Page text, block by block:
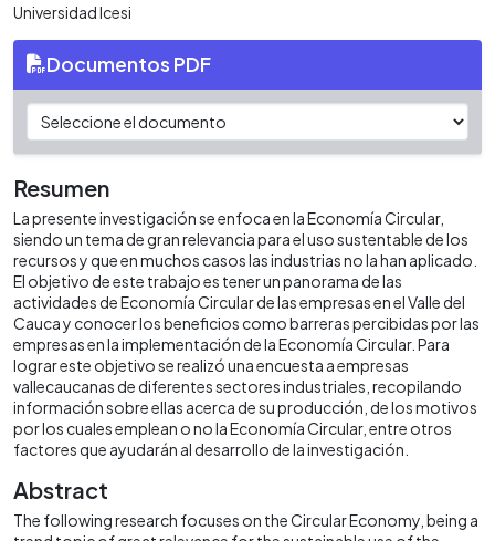
Universidad Icesi
Documentos PDF
Resumen
La presente investigación se enfoca en la Economía Circular,
siendo un tema de gran relevancia para el uso sustentable de los
recursos y que en muchos casos las industrias no la han aplicado.
El objetivo de este trabajo es tener un panorama de las
actividades de Economía Circular de las empresas en el Valle del
Cauca y conocer los beneficios como barreras percibidas por las
empresas en la implementación de la Economía Circular. Para
lograr este objetivo se realizó una encuesta a empresas
vallecaucanas de diferentes sectores industriales, recopilando
información sobre ellas acerca de su producción, de los motivos
por los cuales emplean o no la Economía Circular, entre otros
factores que ayudarán al desarrollo de la investigación.
Abstract
The following research focuses on the Circular Economy, being a